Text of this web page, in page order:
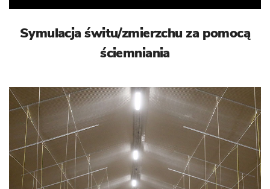
Symulacja świtu/zmierzchu za pomocą
ściemniania